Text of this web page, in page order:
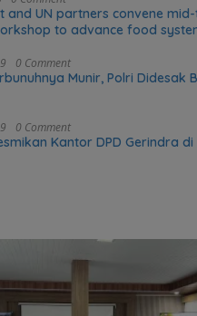
and UN partners convene
to advance food
0 Comment
Munir, Polri Didesak
0 Comment
Kantor DPD Gerindra di